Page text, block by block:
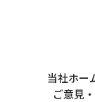
当社ホー
ご意見